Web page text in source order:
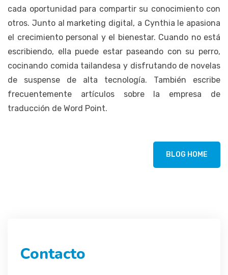
cada oportunidad para compartir su conocimiento con
otros. Junto al marketing digital, a Cynthia le apasiona
el crecimiento personal y el bienestar. Cuando no está
escribiendo, ella puede estar paseando con su perro,
cocinando comida tailandesa y disfrutando de novelas
de suspense de alta tecnología. También escribe
frecuentemente artículos sobre la empresa de
traducción de Word Point.
BLOG HOME
Contacto